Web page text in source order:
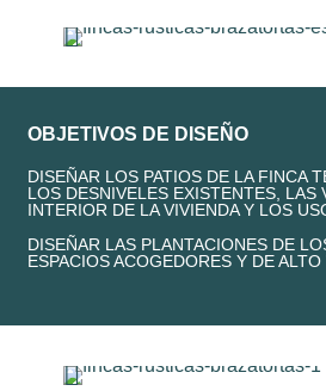
OBJETIVOS DE DISEÑO
DISEÑAR LOS PATIOS DE LA FINCA
LOS DESNIVELES EXISTENTES, LAS
INTERIOR DE LA VIVIENDA Y LOS
DISEÑAR LAS PLANTACIONES DE
ESPACIOS ACOGEDORES Y DE ALTO